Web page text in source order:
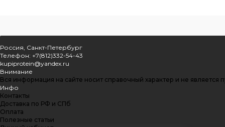
Россия, Санкт-Петербург
Телефон: +7(812)332-54-43
kupiprotein@yandex.ru
Внимание
Вся информация на сайте носит справочный характер и не
Инфо
Контакты
Доставка по РФ и СПб
Оплата
Полезные статьи